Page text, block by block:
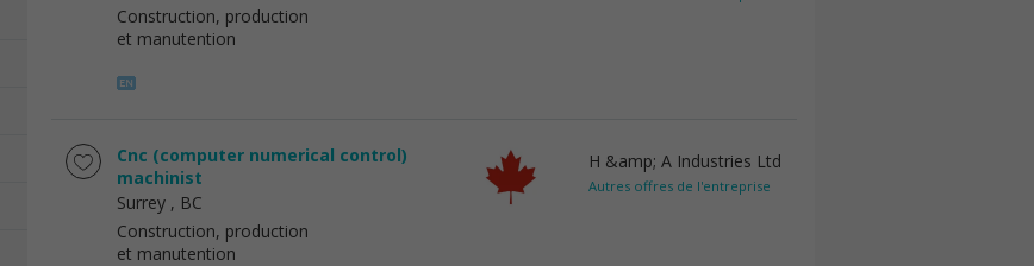
Construction, production
et manutention
Cnc (computer numerical control)
machinist
Surrey , BC
Construction, production
et manutention
H &amp; A Industries Ltd
Autres offres de l'entreprise